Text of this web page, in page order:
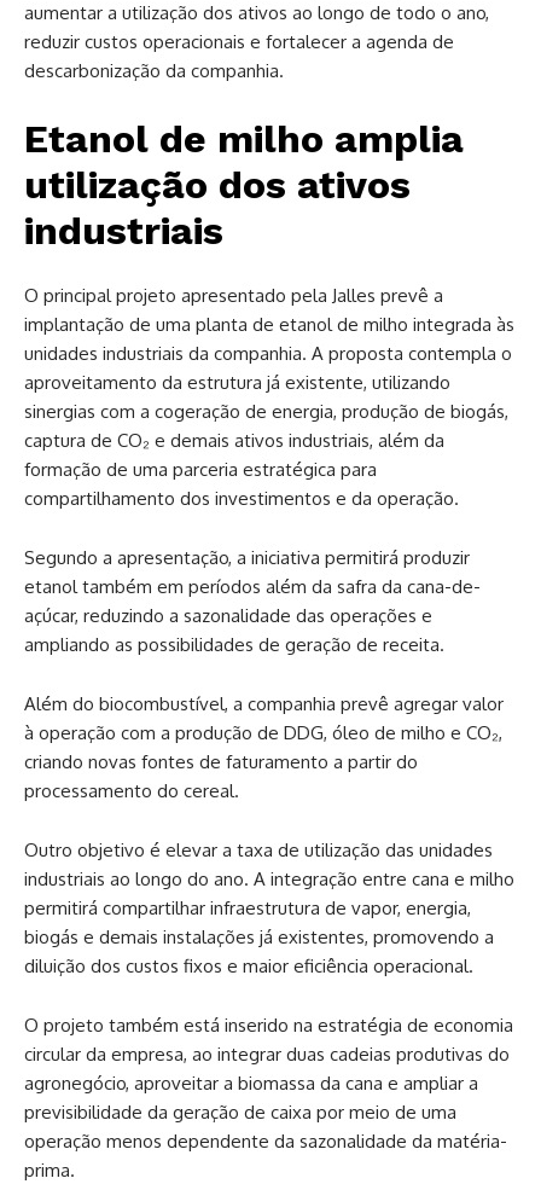
aumentar a utilização dos ativos ao longo de todo o ano,
reduzir custos operacionais e fortalecer a agenda de
descarbonização da companhia.
Etanol de milho amplia
utilização dos ativos
industriais
O principal projeto apresentado pela Jalles prevê a
implantação de uma planta de etanol de milho integrada às
unidades industriais da companhia. A proposta contempla o
aproveitamento da estrutura já existente, utilizando
sinergias com a cogeração de energia, produção de biogás,
captura de CO₂ e demais ativos industriais, além da
formação de uma parceria estratégica para
compartilhamento dos investimentos e da operação.
Segundo a apresentação, a iniciativa permitirá produzir
etanol também em períodos além da safra da cana-de-
açúcar, reduzindo a sazonalidade das operações e
ampliando as possibilidades de geração de receita.
Além do biocombustível, a companhia prevê agregar valor
à operação com a produção de DDG, óleo de milho e CO₂,
criando novas fontes de faturamento a partir do
processamento do cereal.
Outro objetivo é elevar a taxa de utilização das unidades
industriais ao longo do ano. A integração entre cana e milho
permitirá compartilhar infraestrutura de vapor, energia,
biogás e demais instalações já existentes, promovendo a
diluição dos custos fixos e maior eficiência operacional.
O projeto também está inserido na estratégia de economia
circular da empresa, ao integrar duas cadeias produtivas do
agronegócio, aproveitar a biomassa da cana e ampliar a
previsibilidade da geração de caixa por meio de uma
operação menos dependente da sazonalidade da matéria-
prima.